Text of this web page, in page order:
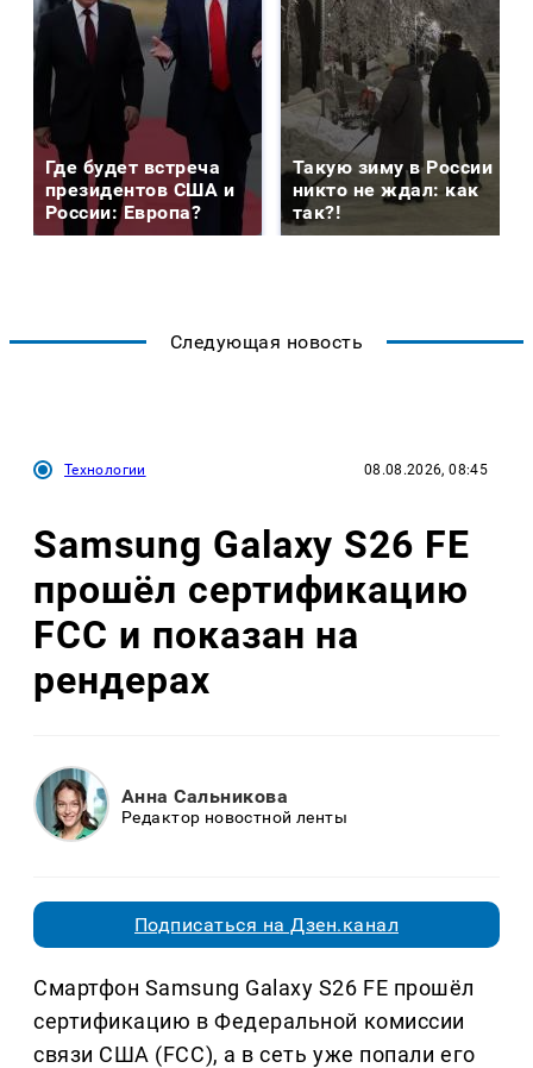
Где будет встреча
президентов США и
России: Европа?
Такую зиму в России
никто не ждал: как
так?!
Следующая новость
Технологии 08.08.2026, 08:45
Samsung Galaxy S26 FE
прошёл сертификацию
FCC и показан на
рендерах
Анна Сальникова
Редактор новостной ленты
Подписаться на Дзен.канал
Смартфон Samsung Galaxy S26 FE прошёл
сертификацию в Федеральной комиссии
связи США (FCC), а в сеть уже попали его